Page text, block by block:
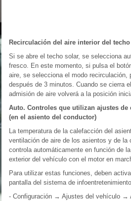
Recirculación del aire interior del
Si se abre el techo solar, se selecciona
fresco. En este momento, si pulsa el
aire, se selecciona el modo recirculación,
después de 3 minutos. Cuando se cierra
admisión de aire volverá a la posición
Auto. Controles que utilizan ajustes
(en el asiento del conductor)
La temperatura de la calefacción del
ventilación de aire de los asientos y de la
controla automáticamente en función de
exterior del vehículo con el motor en
Para utilizar estas funciones, deben
pantalla del sistema de
- Configuración → Ajustes del vehículo →